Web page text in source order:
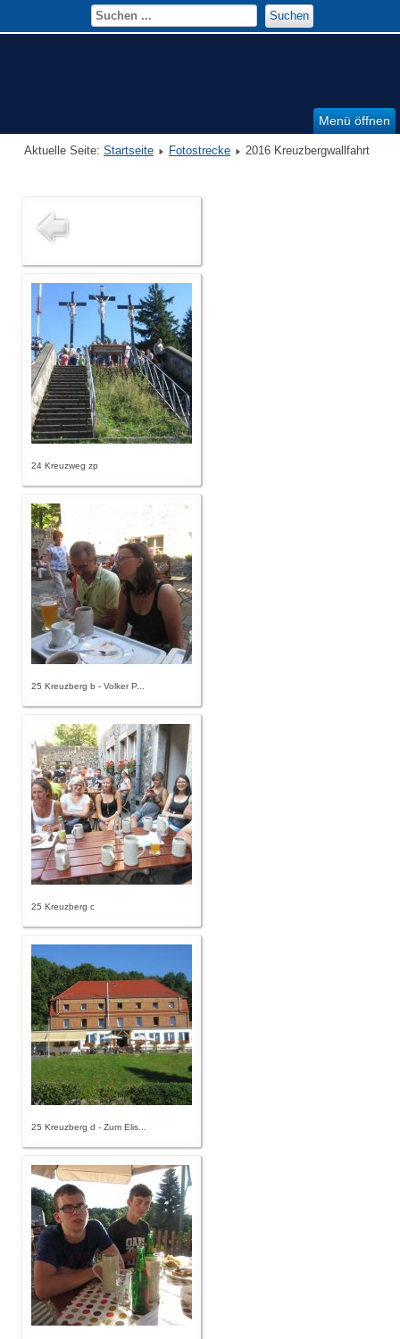
Menü öffnen
Suchen
Aktuelle Seite: Startseite Fotostrecke 2016 Kreuzbergwallfahrt
24 Kreuzweg zp
25 Kreuzberg b - Volker P...
25 Kreuzberg c
25 Kreuzberg d - Zum Elis...